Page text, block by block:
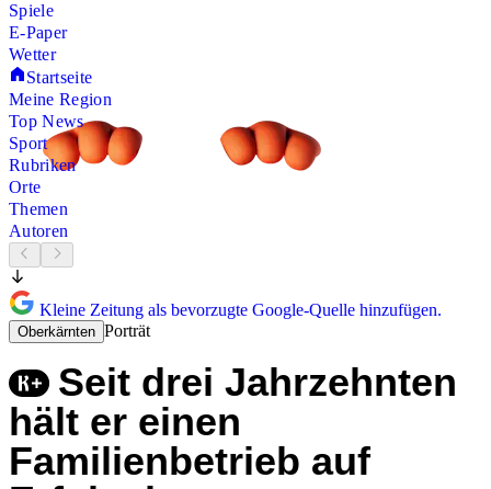
Spiele
E-Paper
Wetter
Startseite
Meine Region
Top News
Sport
Rubriken
Orte
Themen
Autoren
Kleine Zeitung als bevorzugte Google-Quelle hinzufügen.
Oberkärnten Porträt
Seit drei Jahrzehnten
hält er einen
Familienbetrieb auf